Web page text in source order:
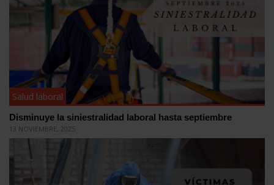
Salud laboral
Disminuye la siniestralidad laboral hasta septiembre
13 NOVIEMBRE, 2025